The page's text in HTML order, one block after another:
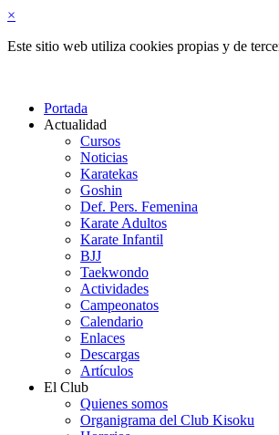
×
Este sitio web utiliza cookies propias y de
Portada
Actualidad
Cursos
Noticias
Karatekas
Goshin
Def. Pers. Femenina
Karate Adultos
Karate Infantil
BJJ
Taekwondo
Actividades
Campeonatos
Calendario
Enlaces
Descargas
Artículos
El Club
Quienes somos
Organigrama del Club Kisoku